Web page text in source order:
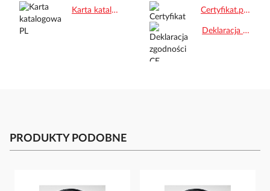
Karta katalogowa PL.pdf Certyfikat.pdf
Deklaracja zgodności CE.pdf
PRODUKTY PODOBNE